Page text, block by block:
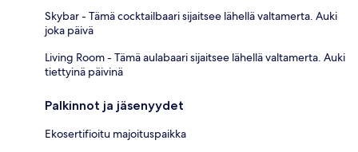
Skybar - Tämä cocktailbaari sijaitsee lähellä valtamerta. Auki
joka päivä
Living Room - Tämä aulabaari sijaitsee lähellä valtamerta. Auki
tiettyinä päivinä
Palkinnot ja jäsenyydet
Ekosertifioitu majoituspaikka